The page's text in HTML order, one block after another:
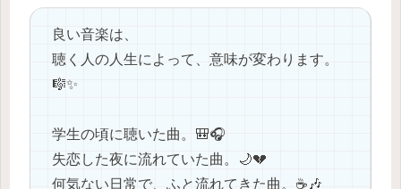
良い音楽は、
聴く人の人生によって、意味が変わります。
🎼✨
学生の頃に聴いた曲。🎒🎧
失恋した夜に流れていた曲。🌙💔
何気ない日常で、ふと流れてきた曲。☕🎶